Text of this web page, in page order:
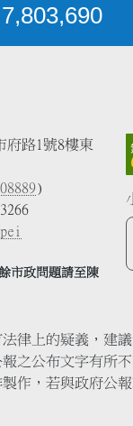
7,803,690
府路1號8樓東
)
市政問題請至陳
律上的疑義，建
之公布文字有所
作，若與政府公